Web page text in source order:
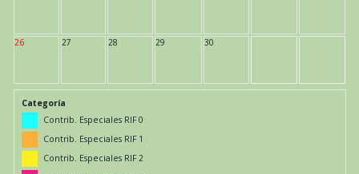
26 27 28 29 30
Categoría
Contrib. Especiales RIF 0
Contrib. Especiales RIF 1
Contrib. Especiales RIF 2